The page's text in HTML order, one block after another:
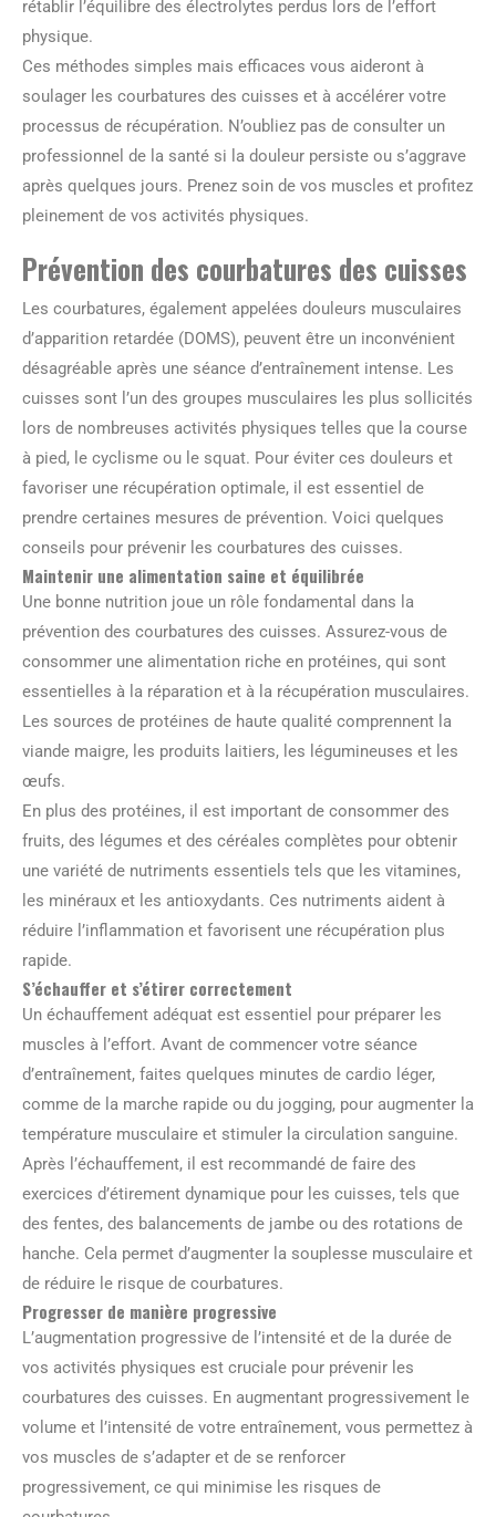
rétablir l’équilibre des électrolytes perdus lors de l’effort
physique.
Ces méthodes simples mais efficaces vous aideront à
soulager les courbatures des cuisses et à accélérer votre
processus de récupération. N’oubliez pas de consulter un
professionnel de la santé si la douleur persiste ou s’aggrave
après quelques jours. Prenez soin de vos muscles et profitez
pleinement de vos activités physiques.
Prévention des courbatures des cuisses
Les courbatures, également appelées douleurs musculaires
d’apparition retardée (DOMS), peuvent être un inconvénient
désagréable après une séance d’entraînement intense. Les
cuisses sont l’un des groupes musculaires les plus sollicités
lors de nombreuses activités physiques telles que la course
à pied, le cyclisme ou le squat. Pour éviter ces douleurs et
favoriser une récupération optimale, il est essentiel de
prendre certaines mesures de prévention. Voici quelques
conseils pour prévenir les courbatures des cuisses.
Maintenir une alimentation saine et équilibrée
Une bonne nutrition joue un rôle fondamental dans la
prévention des courbatures des cuisses. Assurez-vous de
consommer une alimentation riche en protéines, qui sont
essentielles à la réparation et à la récupération musculaires.
Les sources de protéines de haute qualité comprennent la
viande maigre, les produits laitiers, les légumineuses et les
œufs.
En plus des protéines, il est important de consommer des
fruits, des légumes et des céréales complètes pour obtenir
une variété de nutriments essentiels tels que les vitamines,
les minéraux et les antioxydants. Ces nutriments aident à
réduire l’inflammation et favorisent une récupération plus
rapide.
S’échauffer et s’étirer correctement
Un échauffement adéquat est essentiel pour préparer les
muscles à l’effort. Avant de commencer votre séance
d’entraînement, faites quelques minutes de cardio léger,
comme de la marche rapide ou du jogging, pour augmenter la
température musculaire et stimuler la circulation sanguine.
Après l’échauffement, il est recommandé de faire des
exercices d’étirement dynamique pour les cuisses, tels que
des fentes, des balancements de jambe ou des rotations de
hanche. Cela permet d’augmenter la souplesse musculaire et
de réduire le risque de courbatures.
Progresser de manière progressive
L’augmentation progressive de l’intensité et de la durée de
vos activités physiques est cruciale pour prévenir les
courbatures des cuisses. En augmentant progressivement le
volume et l’intensité de votre entraînement, vous permettez à
vos muscles de s’adapter et de se renforcer
progressivement, ce qui minimise les risques de